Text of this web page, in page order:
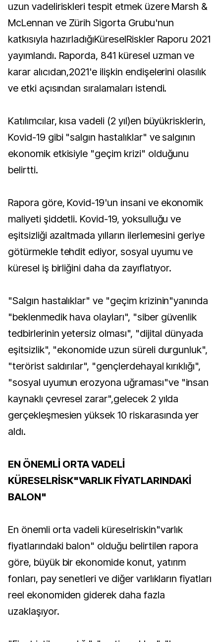
uzun vadeliriskleri tespit etmek üzere Marsh &
McLennan ve Zürih Sigorta Grubu'nun
katkısıyla hazırladığıKüreselRiskler Raporu 2021
yayımlandı. Raporda, 841 küresel uzman ve
karar alıcıdan,2021'e ilişkin endişelerini olasılık
ve etki açısından sıralamaları istendi.
Katılımcılar, kısa vadeli (2 yıl)en büyükrisklerin,
Kovid-19 gibi "salgın hastalıklar" ve salgının
ekonomik etkisiyle "geçim krizi" olduğunu
belirtti.
Rapora göre, Kovid-19'un insani ve ekonomik
maliyeti şiddetli. Kovid-19, yoksulluğu ve
eşitsizliği azaltmada yılların ilerlemesini geriye
götürmekle tehdit ediyor, sosyal uyumu ve
küresel iş birliğini daha da zayıflatıyor.
"Salgın hastalıklar" ve "geçim krizinin"yanında
"beklenmedik hava olayları", "siber güvenlik
tedbirlerinin yetersiz olması", "dijital dünyada
eşitsizlik", "ekonomide uzun süreli durgunluk",
"terörist saldırılar", "gençlerdehayal kırıklığı",
"sosyal uyumun erozyona uğraması"ve "insan
kaynaklı çevresel zarar",gelecek 2 yılda
gerçekleşmesien yüksek 10 riskarasında yer
aldı.
EN ÖNEMLİ ORTA VADELİ
KÜRESELRİSK"VARLIK FİYATLARINDAKİ
BALON"
En önemli orta vadeli küreselriskin"varlık
fiyatlarındaki balon" olduğu belirtilen rapora
göre, büyük bir ekonomide konut, yatırım
fonları, pay senetleri ve diğer varlıkların fiyatları
reel ekonomiden giderek daha fazla
uzaklaşıyor.